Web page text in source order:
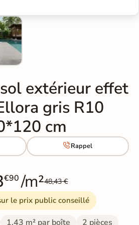
extérieur effet
gris R10
cm
Rappel
€90 /m²48,43 €
le prix public conseillé
1.43 m² par boîte 2 pièces